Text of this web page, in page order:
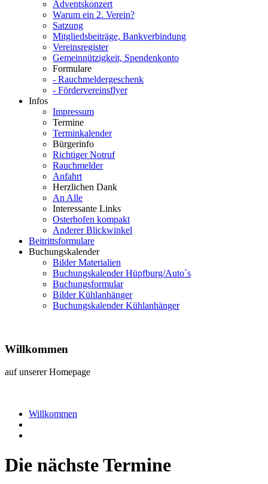
Adventskonzert
Warum ein 2. Verein?
Satzung
Mitgliedsbeiträge, Bankverbindung
Vereinsregister
Gemeinnützigkeit, Spendenkonto
Formulare
- Rauchmeldergeschenk
- Fördervereinsflyer
Infos
Impressum
Termine
Terminkalender
Bürgerinfo
Richtiger Notruf
Rauchmelder
Anfahrt
Herzlichen Dank
An Alle
Interessante Links
Osterhofen kompakt
Anderer Blickwinkel
Beitrittsformulare
Buchungskalender
Bilder Materialien
Buchungskalender Hüpfburg/Auto`s
Buchungsformular
Bilder Kühlanhänger
Buchungskalender Kühlanhänger
Willkommen
auf unserer Homepage
Willkommen
Die nächste Termine